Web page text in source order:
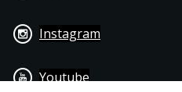
Instagram
Youtube